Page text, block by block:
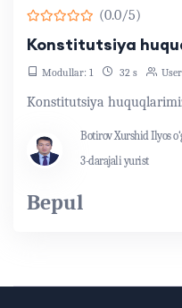
(0.0/5)
Konstitutsiya
Modullar: 1 32 s
Konstitutsiya
Botirov Xurshid Ilyos
3-darajali yurist
Bepul